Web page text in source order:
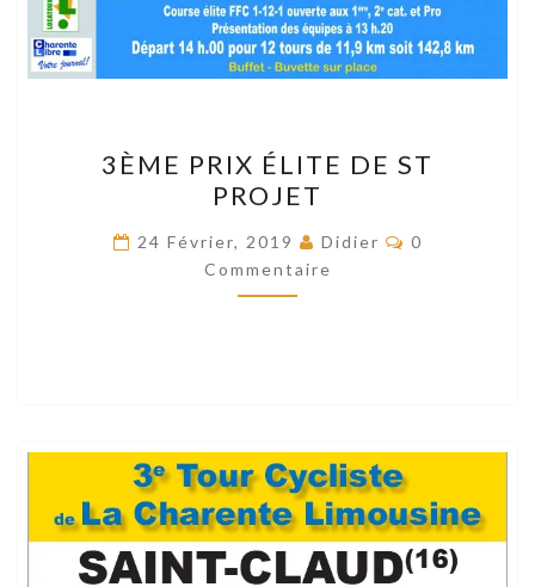
PRIX
ÉLITE
DE
ST
PROJET
3ÈME PRIX ÉLITE DE ST
PROJET
24 Février, 2019 Didier
0
Commentaire